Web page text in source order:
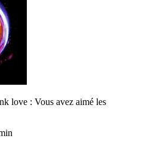
love : Vous avez aimé les